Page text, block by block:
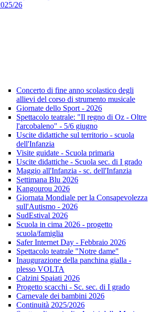
26
Concerto di fine anno scolastico degli
allievi del corso di strumento musicale
Giornate dello Sport - 2026
Spettacolo teatrale: "Il regno di Oz - Oltre
l'arcobaleno" - 5/6 giugno
Uscite didattiche sul territorio - scuola
dell'Infanzia
Visite guidate - Scuola primaria
Uscite didattiche - Scuola sec. di I grado
Maggio all'Infanzia - sc. dell'Infanzia
Settimana Blu 2026
Kangourou 2026
Giornata Mondiale per la Consapevolezza
sull'Autismo - 2026
SudEstival 2026
Scuola in cima 2026 - progetto
scuola/famiglia
Safer Internet Day - Febbraio 2026
Spettacolo teatrale "Notre dame"
Inaugurazione della panchina gialla -
plesso VOLTA
Calzini Spaiati 2026
Progetto scacchi - Sc. sec. di I grado
Carnevale dei bambini 2026
Continuità 2025/2026